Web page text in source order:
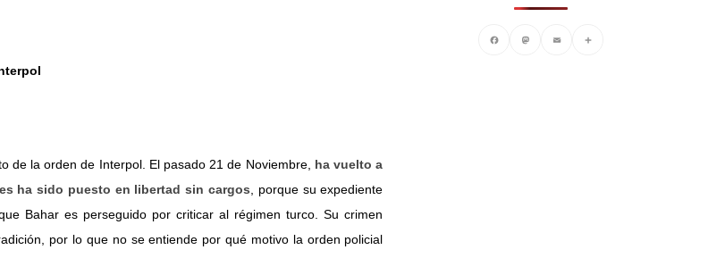
de la orden de Interpol. El pasado 21 de Noviembre, ha vuelto a
ha sido puesto en libertad sin cargos , porque su expediente
Bahar es perseguido por criticar al régimen turco. Su crimen
por lo que no se entiende por qué motivo la orden policial